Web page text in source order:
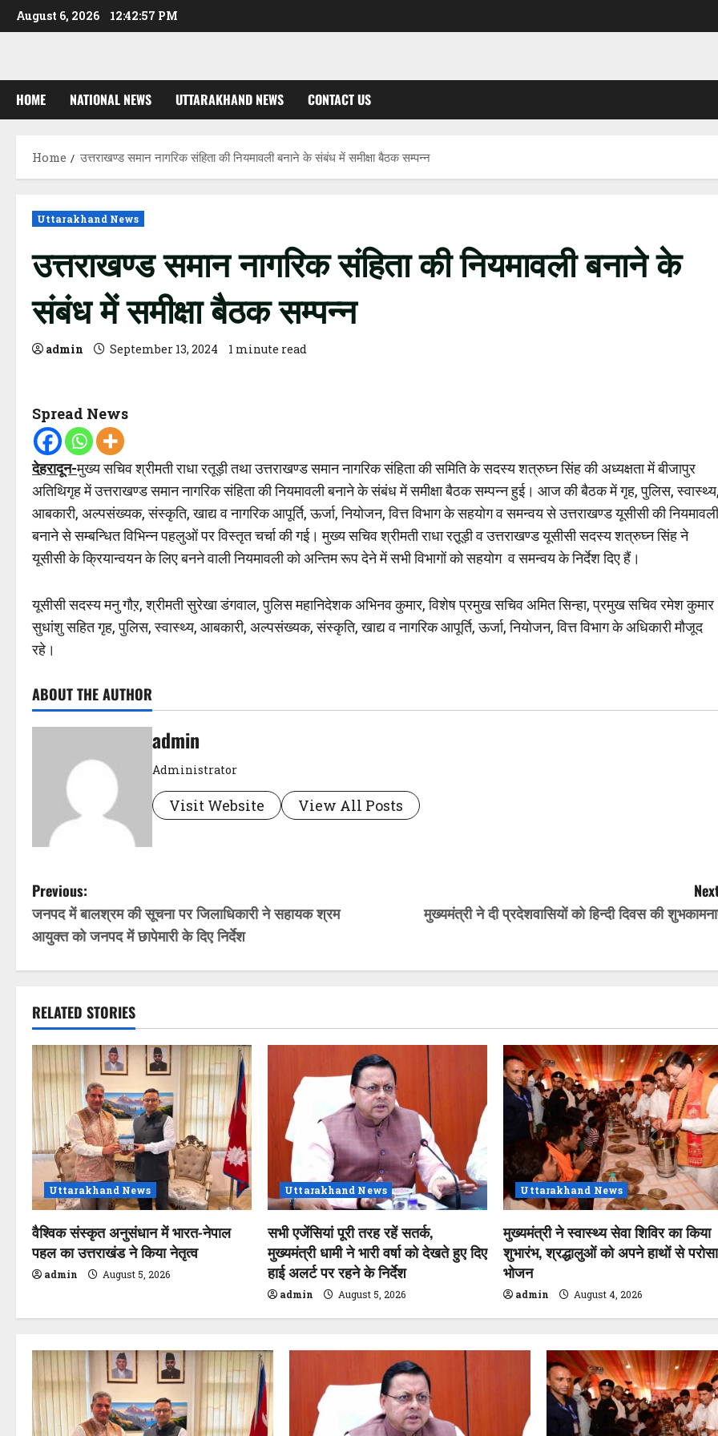
Skip
to
August 6, 2026 12:42:57 PM
HOME NATIONAL NEWS UTTARAKHAND NEWS CONTACT US
Home उत्तराखण्ड समान नागरिक संहिता की नियमावली बनाने के संबंध में समीक्षा बैठक सम्पन्न
Uttarakhand News
उत्तराखण्ड समान नागरिक संहिता की नियमावली बनाने के
संबंध में समीक्षा बैठक सम्पन्न
admin September 13, 2024 1 minute read
Spread News
देहरादून-मुख्य सचिव श्रीमती राधा रतूड़ी तथा उत्तराखण्ड समान नागरिक संहिता की समिति के सदस्य शत्रुघ्न सिंह की अध्यक्षता में बीजापुर
अतिथिगृह में उत्तराखण्ड समान नागरिक संहिता की नियमावली बनाने के संबंध में समीक्षा बैठक सम्पन्न हुई। आज की बैठक में गृह, पुलिस,
आबकारी, अल्पसंख्यक, संस्कृति, खाद्य व नागरिक आपूर्ति, ऊर्जा, नियोजन, वित्त विभाग के सहयोग व समन्वय से उत्तराखण्ड यूसीसी की नियमावली
बनाने से सम्बन्धित विभिन्न पहलुओं पर विस्तृत चर्चा की गई। मुख्य सचिव श्रीमती राधा रतू़ड़ी व उत्तराखण्ड यूसीसी सदस्य शत्रुघ्न सिंह ने
यूसीसी के क्रियान्वयन के लिए बनने वाली नियमावली को अन्तिम रूप देने में सभी विभागों को सहयोग व समन्वय के निर्देश दिए हैं।
यूसीसी सदस्य मनु गौऱ, श्रीमती सुरेखा डंगवाल, पुलिस महानिदेशक अभिनव कुमार, विशेष प्रमुख सचिव अमित सिन्हा, प्रमुख सचिव रमेश कुमार
सुधांशु सहित गृह, पुलिस, स्वास्थ्य, आबकारी, अल्पसंख्यक, संस्कृति, खाद्य व नागरिक आपूर्ति, ऊर्जा, नियोजन, वित्त विभाग के अधिकारी मौजूद
रहे।
ABOUT THE AUTHOR
admin
Administrator
Visit Website View All Posts
P
o
s
n
a
v
i
g
a
t
i
n
Previous:
जनपद में बालश्रम की सूचना पर जिलाधिकारी ने सहायक श्रम
आयुक्त को जनपद में छापेमारी के दिए निर्देश
मुख्यमंत्री ने दी प्रदेशवासियों को हिन्दी दिवस की
RELATED STORIES
Uttarakhand News
वैश्विक संस्कृत अनुसंधान में भारत-नेपाल
पहल का उत्तराखंड ने किया नेतृत्व
admin August 5, 2026
Uttarakhand News
सभी एजेंसियां पूरी तरह रहें सतर्क,
मुख्यमंत्री धामी ने भारी वर्षा को देखते हुए दिए
हाई अलर्ट पर रहने के निर्देश
admin August 5, 2026
Uttarakhand News
मुख्यमंत्री ने स्वास्थ्य सेवा शिविर का किया
शुभारंभ, श्रद्धालुओं को अपने हाथों से परोसा
भोजन
admin August 4, 2026